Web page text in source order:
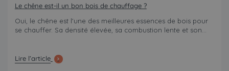
Le chêne est-il un bon bois de chauffage ?
Oui, le chêne est l'une des meilleures essences de bois pour
se chauffer. Sa densité élevée, sa combustion lente et son...
Lire l’article